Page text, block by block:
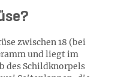
zwischen 18 (bei
und liegt im
des Schildknorpels